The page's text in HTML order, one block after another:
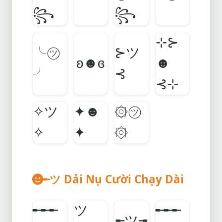
꧂
꧂
╰㋡
╯
ʚ☻ɞ
⊱ツ
⊰
⊹⊱
☻
⊰⊹
✧ツ
✧
✦☻
✦
۞㋡
۞
╾ツ Dải Nụ Cười Chạy Dài
╾╾╾ ツ ╾╾╾